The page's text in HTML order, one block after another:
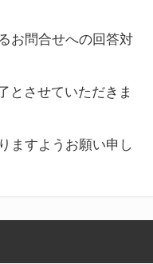
お問合せへの回答対
とさせていただきま
ますようお願い申し